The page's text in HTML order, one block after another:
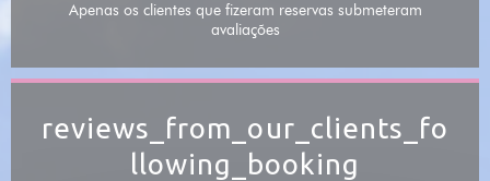
reviews_from_our_clients_fo
llowing_booking
Apenas os clientes que fizeram reservas submeteram
avaliações